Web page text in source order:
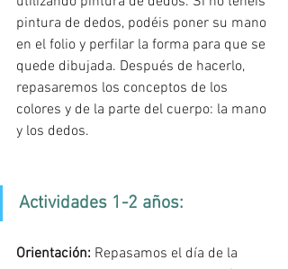
pintura de dedos, podéis poner su mano
en el folio y perfilar la forma para que se
quede dibujada. Después de hacerlo,
repasaremos los conceptos de los
colores y de la parte del cuerpo: la mano
y los dedos.
Actividades 1-2 años:
Orientación: Repasamos el día de la